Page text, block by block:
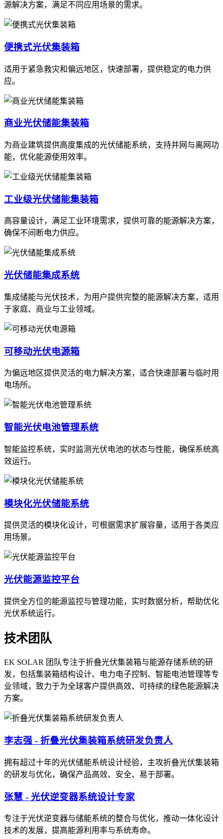
源解决方案，满足不同应用场景的需求。
便携式光伏集装箱
适用于紧急救灾和偏远地区，快速部署，提供稳定的电力供
应。
商业光伏储能集装箱
为商业建筑提供高度集成的光伏储能系统，支持并网与离网功
能，优化能源使用效率。
工业级光伏储能集装箱
高容量设计，满足工业环境需求，提供可靠的能源解决方案，
确保不间断电力供应。
光伏储能集成系统
集成储能与光伏技术，为用户提供完整的能源解决方案，适用
于家庭、商业与工业领域。
可移动光伏电源箱
为偏远地区提供灵活的电力解决方案，适合快速部署与临时用
电场所。
智能光伏电池管理系统
智能监控系统，实时监测光伏电池的状态与性能，确保系统高
效运行。
模块化光伏储能系统
提供灵活的模块化设计，可根据需求扩展容量，适用于各类应
用场景。
光伏能源监控平台
提供全方位的能源监控与管理功能，实时数据分析，帮助优化
光伏系统运行。
技术团队
EK SOLAR 团队专注于折叠光伏集装箱与能源存储系统的研
发，包括集装箱结构设计、电力电子控制、智能电池管理等专
业领域，致力于为全球客户提供高效、可持续的绿色能源解决
方案。
李志强 - 折叠光伏集装箱系统研发负责人
拥有超过十年的光伏储能系统设计经验，主攻折叠光伏集装箱
的研发与优化，确保产品高效、安全、易于部署。
张慧 - 光伏逆变器系统设计专家
专注于光伏逆变器与储能系统的整合与优化，推动一体化设计
技术的发展，提高能源利用率与系统寿命。